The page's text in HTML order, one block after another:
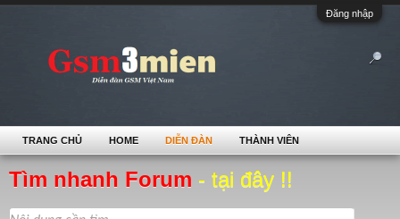
Đăng nhập
Tìm nhanh Forum - tại đây !!
TRANG CHỦ HOME DIỄN ĐÀN THÀNH VIÊN